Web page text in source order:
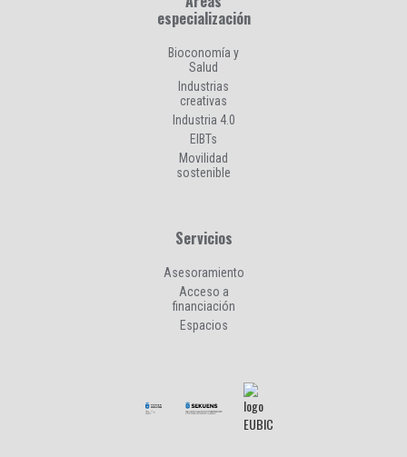
especialización
Bioconomía y
Salud
Industrias
creativas
Industria 4.0
EIBTs
Movilidad
sostenible
Servicios
Asesoramiento
Acceso a
financiación
Espacios